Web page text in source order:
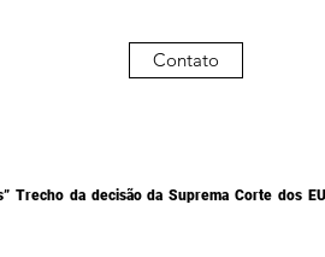
Trecho da decisão da Suprema Corte dos
Contato